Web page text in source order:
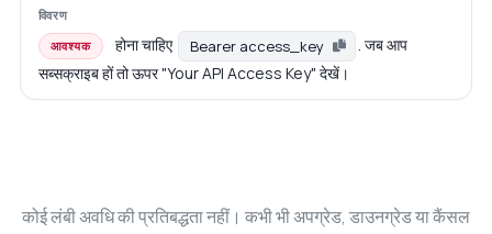
आवश्यक होना चाहिए Bearer access_key
. जब आप
सब्सक्राइब हों तो ऊपर "Your API Access Key" देखें।
कोई लंबी अवधि की प्रतिबद्धता नहीं। कभी भी अपग्रेड, डाउनग्रेड या कैंसल